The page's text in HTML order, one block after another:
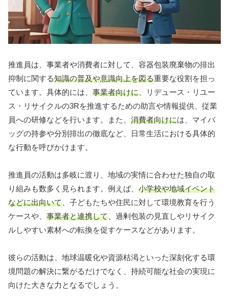
推進員は、事業者や消費者に対して、容器包装廃棄物の排出
抑制に関する知識の普及や意識向上を図る重要な役割を担っ
ています。具体的には、 事業者向けに 、リデュース・リユー
ス・リサイクルの3Rを推進するための助言や情報提供、従業
員への研修などを行います。また、 消費者向けには、マイバ
ッグの持参や分別排出の徹底など、日常生活における具体的
な行動を呼びかけます。
推進員の活動は多岐に渡り、地域の実情に合わせた独自の取
り組みも数多く見られます。例えば、 小学校や地域イベント
などに出向いて 、子どもたちや住民に対して環境教育を行う
ケースや、 事業者と連携して 、過剰包装の見直しやリサイク
ルしやすい素材への転換を促すケースなどがあります。
彼らの活動は、地球温暖化や資源枯渇といった深刻化する環
境問題の解決に繋がるだけでなく、持続可能な社会の実現に
向けた大きな力となるでしょう。